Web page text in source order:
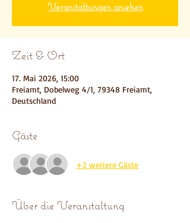
Veranstaltungen ansehen
Zeit & Ort
17. Mai 2026, 15:00
Freiamt, Dobelweg 4/1, 79348 Freiamt,
Deutschland
Gäste
+2 weitere Gäste
Über die Veranstaltung